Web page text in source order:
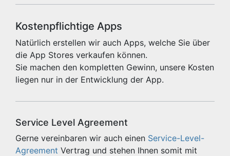
Kostenpflichtige Apps
Natürlich erstellen wir auch Apps, welche Sie über
die App Stores verkaufen können.
Sie machen den kompletten Gewinn, unsere Kosten
liegen nur in der Entwicklung der App.
Service Level Agreement
Gerne vereinbaren wir auch einen Service-Level-
Agreement Vertrag und stehen Ihnen somit mit